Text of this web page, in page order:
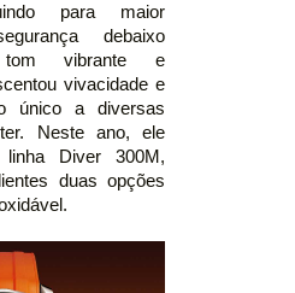
para maior
debaixo
vibrante e
vivacidade e
único a diversas
Neste ano, ele
Diver 300M,
duas opções